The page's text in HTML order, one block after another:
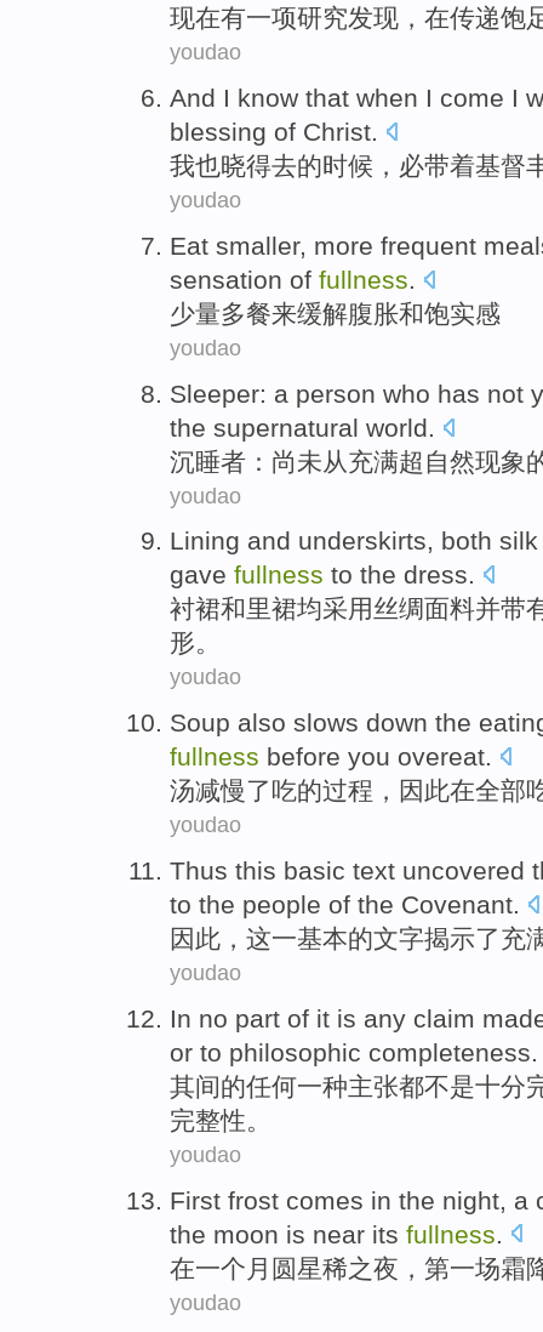
现在有一项研究发现 ， 在传递饱
youdao
And I know that when I come I
blessing of Christ.
我也晓得去的时候 ， 必带着基督
youdao
Eat smaller, more frequent
sensation of fullness.
少量多餐来缓解腹胀和饱实感
youdao
Sleeper: a person who has not
the supernatural world
沉睡者 ： 尚未从充满超自然现象
youdao
Lining and underskirts, both silk
gave fullness to the dress.
衬裙和里裙均采用丝绸面料并带
形。
youdao
Soup also slows down the
fullness before you overeat.
汤减慢了吃的过程 ， 因此在全部
youdao
Thus this basic text uncovered
to the people of the Covenant.
因此 ， 这一基本的文字揭示了充
youdao
In no part of it is any claim
or to philosophic completeness.
其间的任何一种主张都不是十分
完整性。
youdao
First frost comes in the night a
the moon is near its fullness
在一个 月圆星稀之夜 ， 第一场霜
youdao